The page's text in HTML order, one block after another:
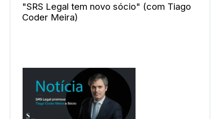
"SRS Legal tem novo sócio" (com Tiago
Coder Meira)